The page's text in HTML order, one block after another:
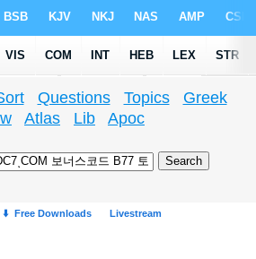
Questions Topics
Greek
Atlas Lib Apoc